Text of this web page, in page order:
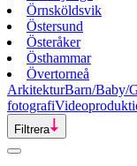
Örnsköldsvik
Östersund
Österåker
Östhammar
Övertorneå
ArkitekturBarn/Baby/
fotografi
Filtrera